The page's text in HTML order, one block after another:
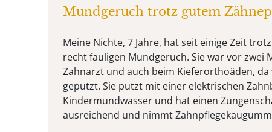
Mundgeruch trotz gutem
Meine Nichte, 7 Jahre, hat seit einige Zeit
recht fauligen Mundgeruch. Sie war vor zwei
Zahnarzt und auch beim Kieferorthoäden,
geputzt. Sie putzt mit einer elektrischen
Kindermundwasser und hat einen
ausreichend und nimmt